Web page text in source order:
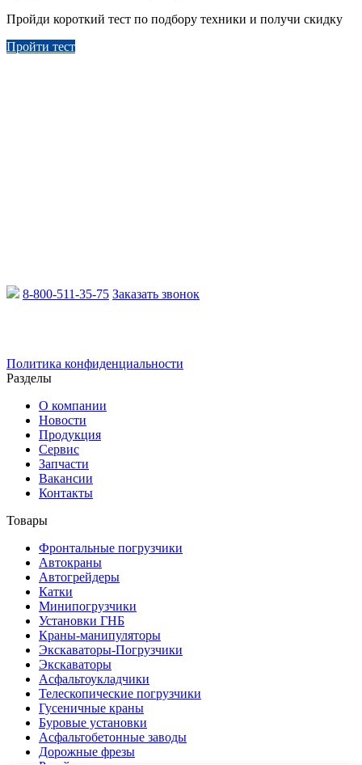
Пройди короткий тест по подбору техники и получи скидку
Пройти тест
8-800-511-35-75 Заказать звонок
Политика конфиденциальности
Разделы
О компании
Новости
Продукция
Сервис
Запчасти
Вакансии
Контакты
Товары
Фронтальные погрузчики
Автокраны
Автогрейдеры
Катки
Минипогрузчики
Установки ГНБ
Краны-манипуляторы
Экскаваторы-Погрузчики
Экскаваторы
Асфальтоукладчики
Телескопические погрузчики
Гусеничные краны
Буровые установки
Асфальтобетонные заводы
Дорожные фрезы